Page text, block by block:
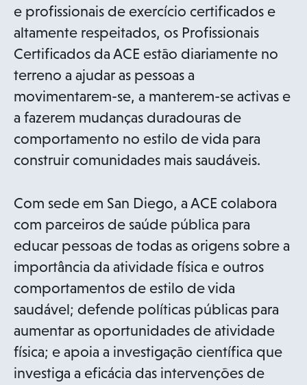
e profissionais de exercício certificados e
altamente respeitados, os Profissionais
Certificados da ACE estão diariamente no
terreno a ajudar as pessoas a
movimentarem-se, a manterem-se activas e
a fazerem mudanças duradouras de
comportamento no estilo de vida para
construir comunidades mais saudáveis.
Com sede em San Diego, a ACE colabora
com parceiros de saúde pública para
educar pessoas de todas as origens sobre a
importância da atividade física e outros
comportamentos de estilo de vida
saudável; defende políticas públicas para
aumentar as oportunidades de atividade
física; e apoia a investigação científica que
investiga a eficácia das intervenções de